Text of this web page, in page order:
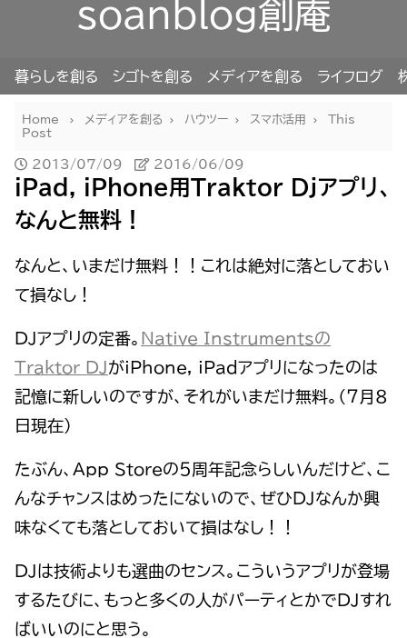
soanblog創庵
暮らしを創る シゴトを創る メディアを創る ライフログ
Home メディアを創る ハウツー スマホ活用
This
Post
2013/07/09 2016/06/09
iPad, iPhone用Traktor Djアプリ、
なんと無料！
なんと、いまだけ無料！！これは絶対に落としておい
て損なし！
DJアプリの定番。 Native Instrumentsの
Traktor DJ がiPhone, iPadアプリになったのは
記憶に新しいのですが、それがいまだけ無料。（７月８
日現在）
たぶん、App Storeの５周年記念らしいんだけど、こ
んなチャンスはめったにないので、ぜひDJなんか興
味なくても落としておいて損はなし！！
DJは技術よりも選曲のセンス。こういうアプリが登場
するたびに、もっと多くの人がパーティとかでDJすれ
ばいいのにと思う。